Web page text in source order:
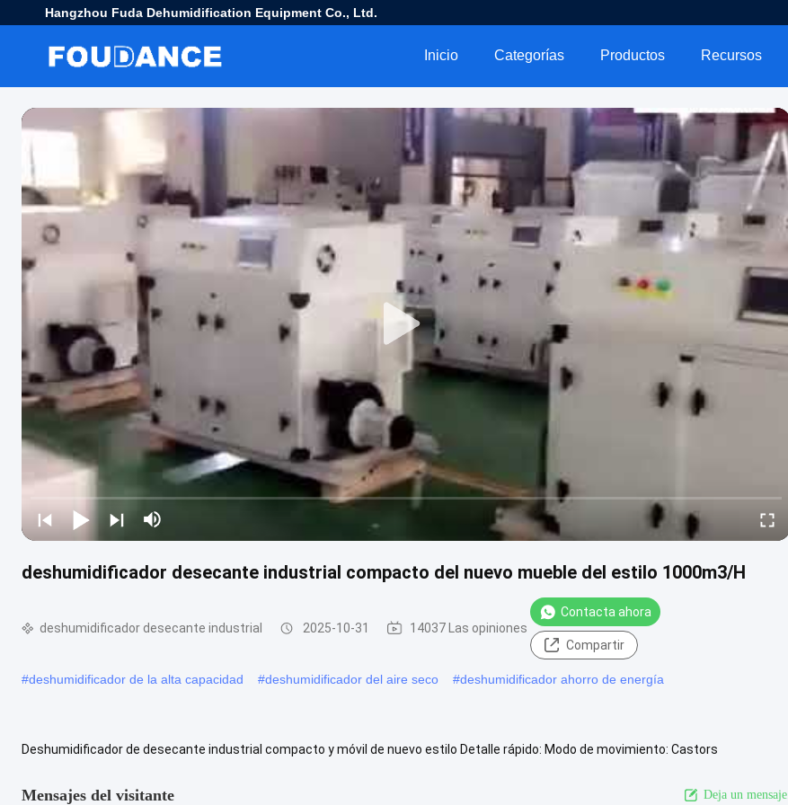
Hangzhou Fuda Dehumidification Equipment Co., Ltd.
Inicio Categorías Productos Recursos
deshumidificador desecante industrial compacto del nuevo mueble del estilo 1000m3/H
deshumidificador desecante industrial 2025-10-31 14037 Las opiniones
Contacta ahora
Compartir
#deshumidificador de la alta capacidad #deshumidificador del aire seco #deshumidificador ahorro de energía
Deshumidificador de desecante industrial compacto y móvil de nuevo estilo Detalle rápido: Modo de movimiento: Castors
Mensajes del visitante Deja un mensaje.